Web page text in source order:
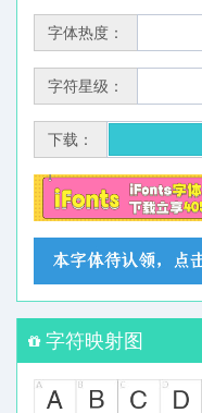
字体热度：
字符星级：
下载：
字符映射图